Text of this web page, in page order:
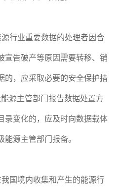
行业重要数据的处理者因合
宣告破产等原因需要转移、销
的，应采取必要的安全保护措
源主管部门报告数据处置方
录变化的，应及时向数据载体
能源主管部门报备。
国境内收集和产生的能源行